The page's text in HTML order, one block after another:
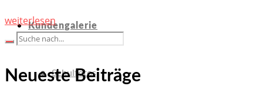
Kundengalerie
Schulfotos
weiterlesen
Neueste Beiträge